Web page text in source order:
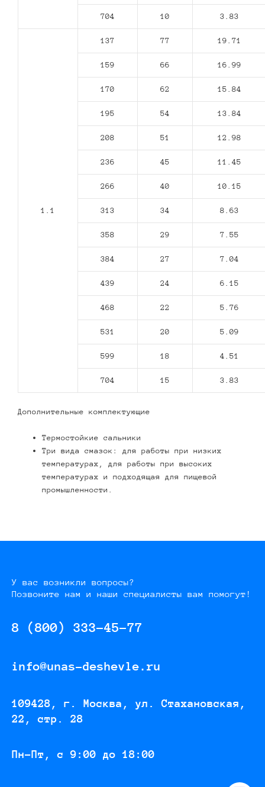
704 10 3.83
1.1
137 77 19.71
159 66 16.99
170 62 15.84
195 54 13.84
208 51 12.98
236 45 11.45
266 40 10.15
313 34 8.63
358 29 7.55
384 27 7.04
439 24 6.15
468 22 5.76
531 20 5.09
599 18 4.51
704 15 3.83
Дополнительные комплектующие
Термостойкие сальники
Три вида смазок: для работы при низких
температурах, для работы при высоких
температурах и подходящая для пищевой
промышленности.
У вас возникли вопросы?
Позвоните нам и наши специалисты вам помогут!
8 (800) 333-45-77
info@unas-deshevle.ru
109428, г. Москва, ул. Стахановская,
22, стр. 28
Пн-Пт, с 9:00 до 18:00